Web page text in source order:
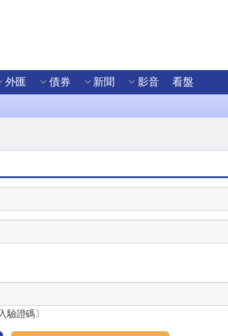
外匯 債券 新聞 影音 看盤
驗證碼〕